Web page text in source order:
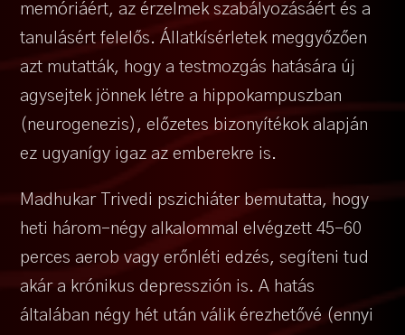
memóriáért, az érzelmek szabályozásáért és a
tanulásért felelős. Állatkísérletek meggyőzően
azt mutatták, hogy a testmozgás hatására új
agysejtek jönnek létre a hippokampuszban
(neurogenezis), előzetes bizonyítékok alapján
ez ugyanígy igaz az emberekre is.
Madhukar Trivedi pszichiáter bemutatta, hogy
heti három-négy alkalommal elvégzett 45-60
perces aerob vagy erőnléti edzés, segíteni tud
akár a krónikus depresszión is. A hatás
általában négy hét után válik érezhetővé (ennyi